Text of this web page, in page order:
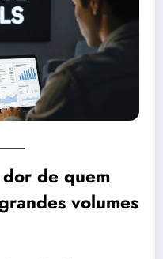
de quem
volumes